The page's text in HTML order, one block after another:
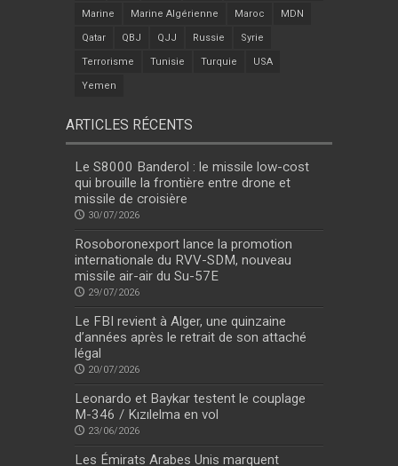
Marine Marine Algérienne Maroc MDN
Qatar QBJ QJJ Russie Syrie
Terrorisme Tunisie Turquie USA
Yemen
ARTICLES RÉCENTS
Le S8000 Banderol : le missile low-cost
qui brouille la frontière entre drone et
missile de croisière
30/07/2026
Rosoboronexport lance la promotion
internationale du RVV-SDM, nouveau
missile air-air du Su-57E
29/07/2026
Le FBI revient à Alger, une quinzaine
d’années après le retrait de son attaché
légal
20/07/2026
Leonardo et Baykar testent le couplage
M-346 / Kızılelma en vol
23/06/2026
Les Émirats Arabes Unis marquent